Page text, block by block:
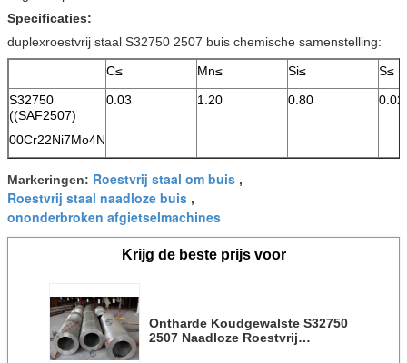
Specificaties:
duplexroestvrij staal S32750 2507 buis chemische samenstelling:
C≤
Mn≤ Si≤
S≤
S32750
((SAF2507)
00Cr22Ni7Mo4N
0.03 1.20 0.80
Markeringen: Roestvrij staal om buis ,
Roestvrij staal naadloze buis ,
ononderbroken afgietselmachines
Krijg de beste prijs voor
Ontharde Koudgewalste S32750
2507 Naadloze Roestvrij